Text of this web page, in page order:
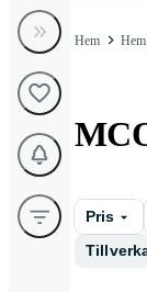
Hem
Pris